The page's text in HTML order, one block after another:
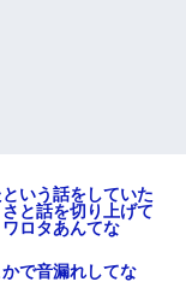
いう話をしていた
と話を切り上げて
ワロタあんてな
で音漏れしてな